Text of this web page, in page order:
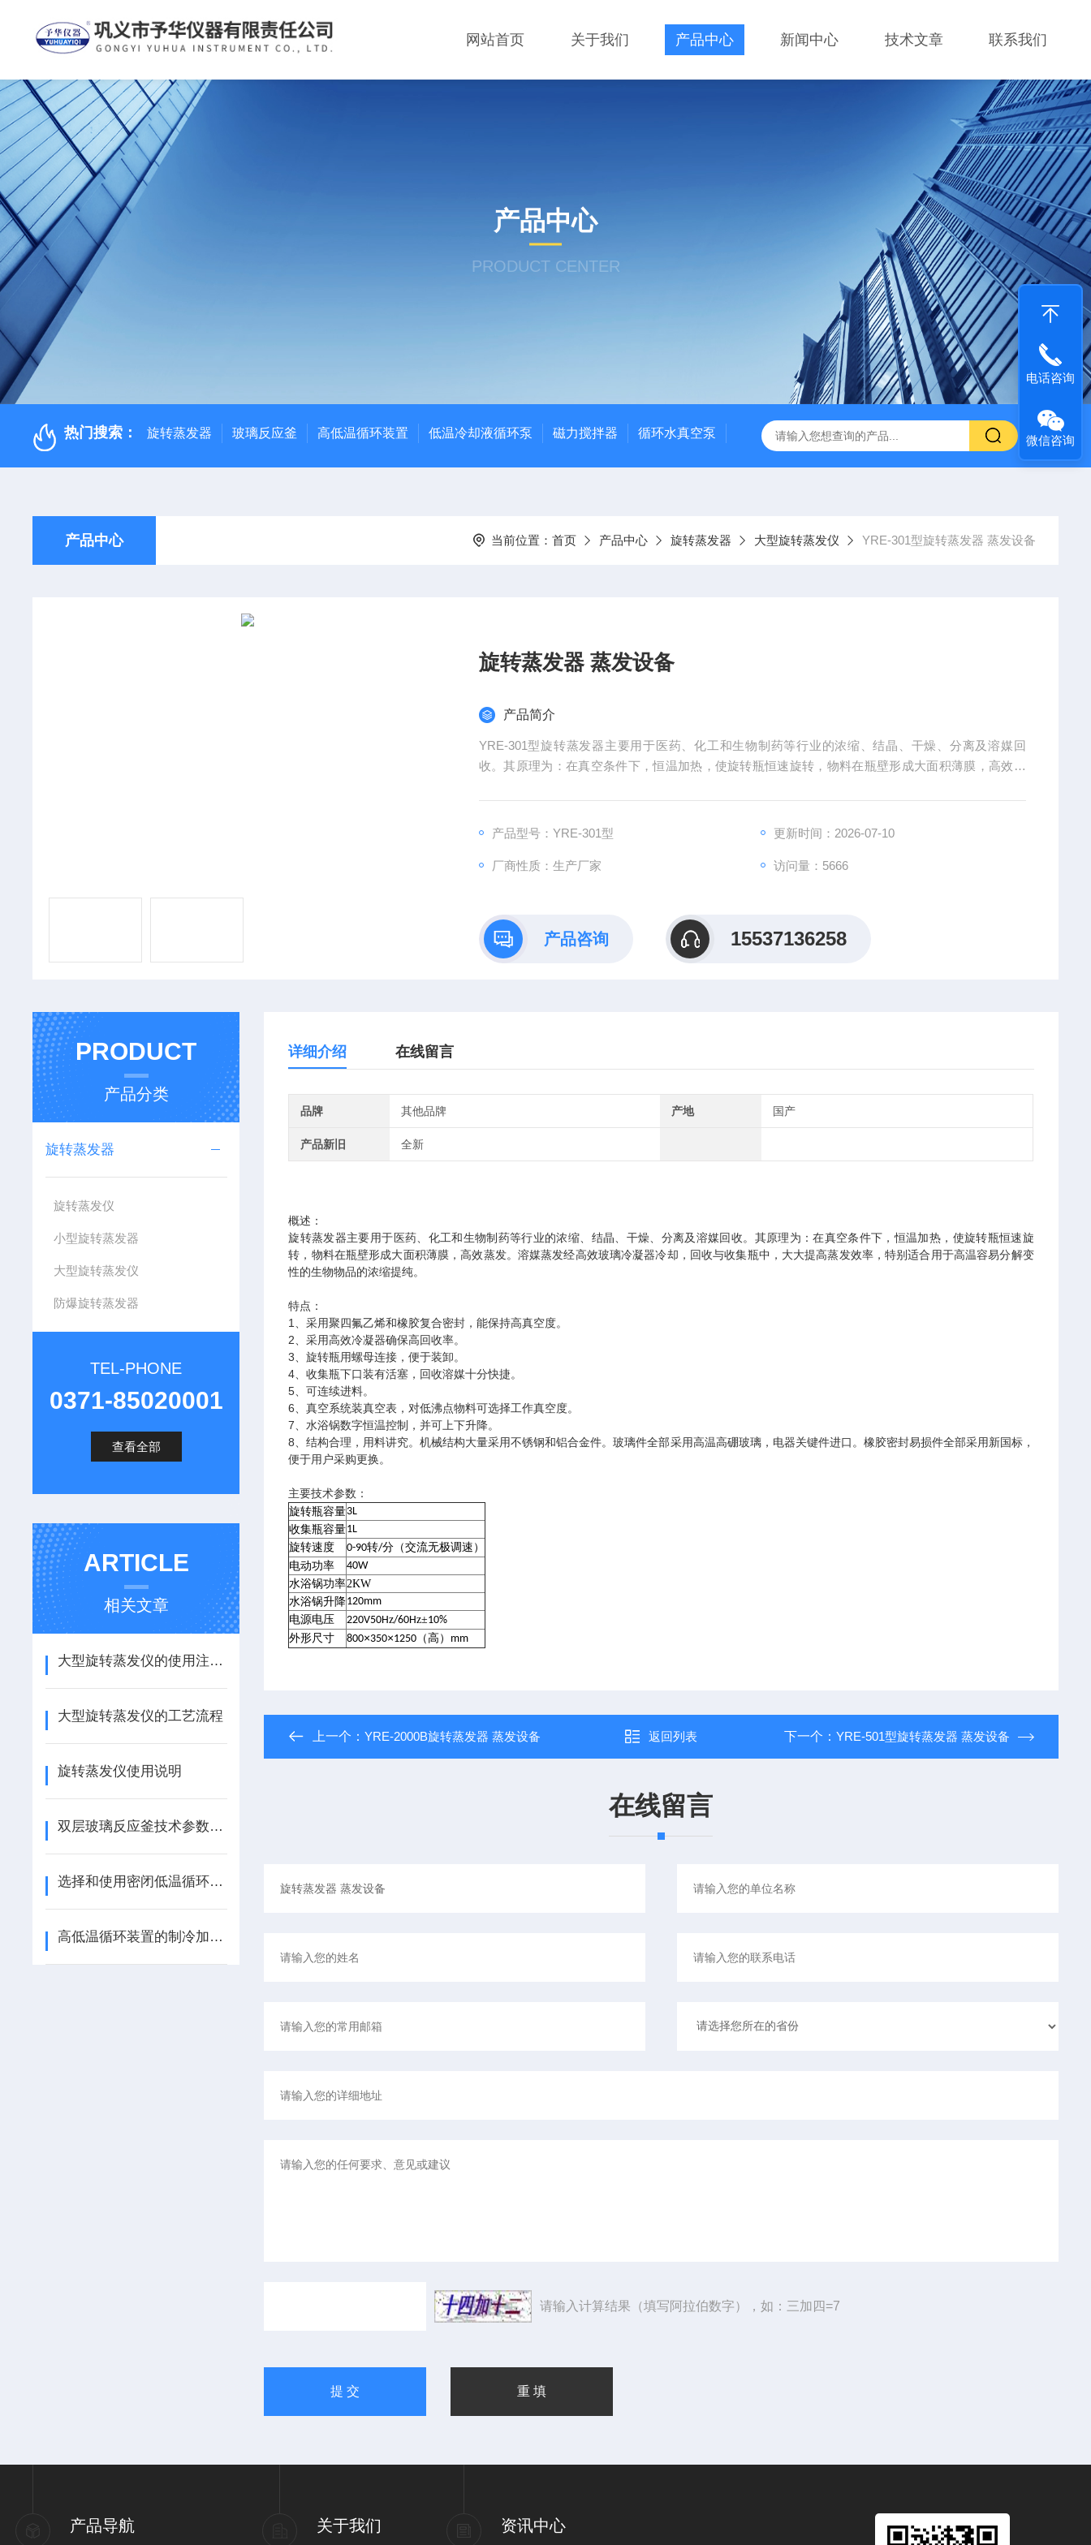
网站首页 关于我们 产品中心 新闻中心 技术文章 联系我们
产品中心
PRODUCT CENTER
热门搜索： 旋转蒸发器 玻璃反应釜 高低温循环装置 低温冷却液循环泵 磁力搅拌器 循环水真空泵
产品中心 当前位置： 首页 产品中心 旋转蒸发器 大型旋转蒸发仪 YRE-301型旋转蒸发器 蒸发设备
旋转蒸发器 蒸发设备
产品简介
YRE-301型旋转蒸发器主要用于医药、化工和生物制药等行业的浓缩、结晶、干燥、分离及溶媒回
收。其原理为：在真空条件下，恒温加热，使旋转瓶恒速旋转，物料在瓶壁形成大面积薄膜，高效蒸
产品型号：YRE-301型
更新时间：2026-07-10
厂商性质：生产厂家 访问量：5666
产品咨询 15537136258
PRODUCT
产品分类
旋转蒸发器
旋转蒸发仪
小型旋转蒸发器
大型旋转蒸发仪
防爆旋转蒸发器
TEL-PHONE
0371-85020001
查看全部
ARTICLE
相关文章
大型旋转蒸发仪的使用注意事项有哪些？
大型旋转蒸发仪的工艺流程
旋转蒸发仪使用说明
双层玻璃反应釜技术参数与配置
选择和使用密闭低温循环器：科研人员的指南
高低温循环装置的制冷加热控温系统采用什么高科技设计？
详细介绍 在线留言
品牌 其他品牌 产地 国产
产品新旧 全新
概述：
旋转蒸发器主要用于医药、化工和生物制药等行业的浓缩、结晶、干燥、分离及溶媒回收。其原理为：在真空条件下，恒温加热，使旋转瓶恒速旋
转，物料在瓶壁形成大面积薄膜，高效蒸发。溶媒蒸发经高效玻璃冷凝器冷却，回收与收集瓶中，大大提高蒸发效率，特别适合用于高温容易分解变
性的生物物品的浓缩提纯。
特点：
1、采用聚四氟乙烯和橡胶复合密封，能保持高真空度。
2、采用高效冷凝器确保高回收率。
3、旋转瓶用螺母连接，便于装卸。
4、收集瓶下口装有活塞，回收溶媒十分快捷。
5、可连续进料。
6、真空系统装真空表，对低沸点物料可选择工作真空度。
7、水浴锅数字恒温控制，并可上下升降。
8、结构合理，用料讲究。机械结构大量采用不锈钢和铝合金件。玻璃件全部采用高温高硼玻璃，电器关键件进口。橡胶密封易损件全部采用新国标，
便于用户采购更换。
主要技术参数：
旋转瓶容量3L
收集瓶容量1L
旋转速度
0-90转/分（交流无极调速）
电动功率
40W
水浴锅功率2KW
水浴锅升降120mm
电源电压
220V50Hz/60Hz±10%
外形尺寸
800×350×1250 （高） mm
上一个：YRE-2000B旋转蒸发器 蒸发设备 返回列表 下一个： YRE-501型旋转蒸发器 蒸发设备
在线留言
请输入计算结果（填写阿拉伯数字），如：三加四=7
产品导航 关于我们 资讯中心
电话咨询
微信咨询